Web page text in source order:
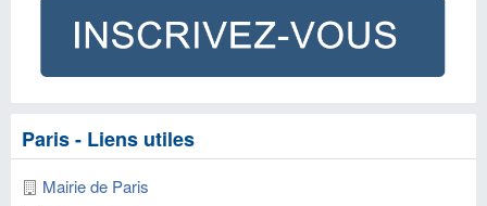
Paris - Liens utiles
Mairie de Paris